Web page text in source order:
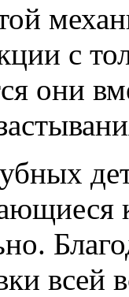
с
они
всей